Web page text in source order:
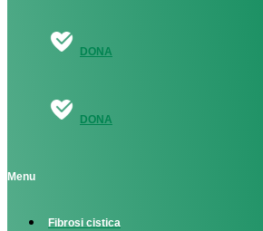
DONA
DONA
Menu
Fibrosi cistica